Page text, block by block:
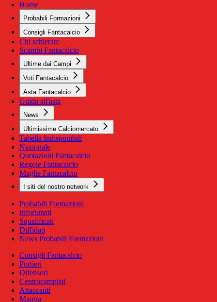
Home
Probabili Formazioni
Consigli Fantacalcio
Chi schierare
Scambi Fantacalcio
Ultime dai Campi
Voti Fantacalcio
Asta Fantacalcio
Guida all'asta
News
Ultimissime Calciomercato
Tabella Indisponibili
Nazionale
Quotazioni Fantacalcio
Regole Fantacalcio
Maglie Fantacalcio
I siti del nostro network
Probabili Formazioni
Infortunati
Squalificati
Diffidati
News Probabili Formazioni
Consigli Fantacalcio
Portieri
Difensori
Centrocampisti
Attaccanti
Mantra